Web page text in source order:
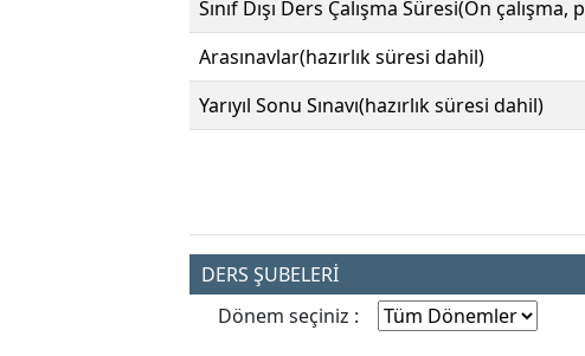
Sınıf Dışı Ders Çalışma Süresi(Ön
Arasınavlar(hazırlık süresi dahil)
Yarıyıl Sonu Sınavı(hazırlık süresi dahil)
DERS ŞUBELERİ
Dönem seçiniz :